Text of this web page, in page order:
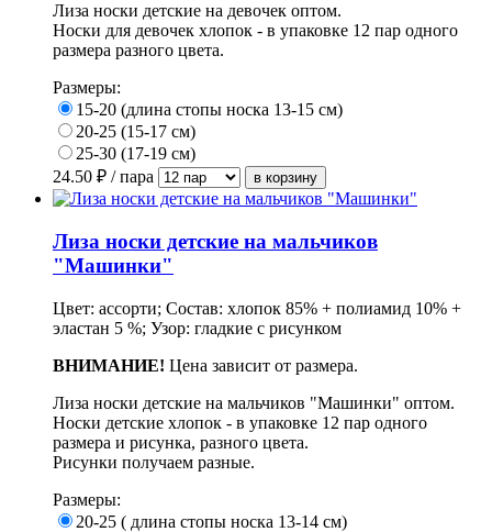
Лиза носки детские на девочек оптом.
Носки для девочек хлопок - в упаковке 12 пар одного
размера разного цвета.
Размеры:
15-20 (длина стопы носка 13-15 см)
20-25 (15-17 см)
25-30 (17-19 см)
24.50 ₽ / пара
Лиза носки детские на мальчиков
"Машинки"
Цвет: ассорти; Состав: хлопок 85% + полиамид 10% +
эластан 5 %; Узор: гладкие с рисунком
ВНИМАНИЕ! Цена зависит от размера.
Лиза носки детские на мальчиков "Машинки" оптом.
Носки детские хлопок - в упаковке 12 пар одного
размера и рисунка, разного цвета.
Рисунки получаем разные.
Размеры:
20-25 ( длина стопы носка 13-14 см)